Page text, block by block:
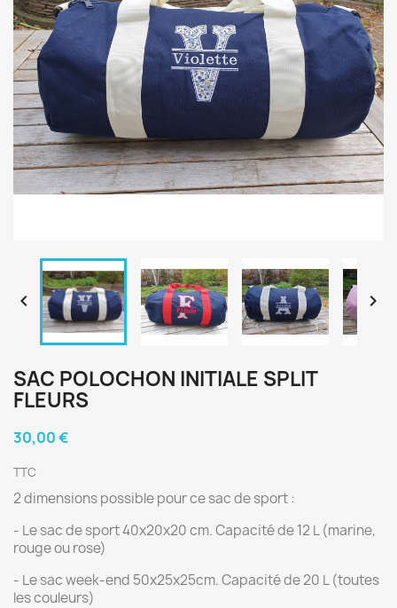
 
SAC POLOCHON INITIALE SPLIT
FLEURS
30,00 €
TTC
2 dimensions possible pour ce sac de sport :
- Le sac de sport 40x20x20 cm. Capacité de 12 L (marine,
rouge ou rose)
- Le sac week-end 50x25x25cm. Capacité de 20 L (toutes
les couleurs)